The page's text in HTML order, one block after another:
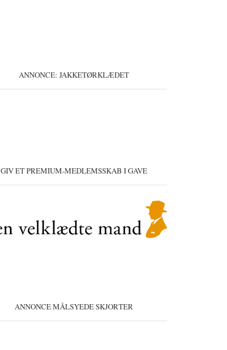
ANNONCE: JAKKETØRKLÆDET
GIV ET PREMIUM-MEDLEMSSKAB I GAVE
ANNONCE MÅLSYEDE SKJORTER